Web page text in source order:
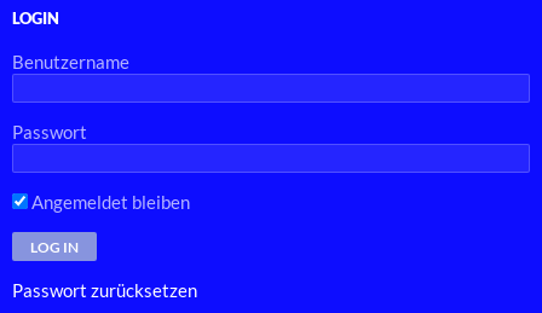
LOGIN
Benutzername
Passwort
Angemeldet bleiben
Passwort zurücksetzen